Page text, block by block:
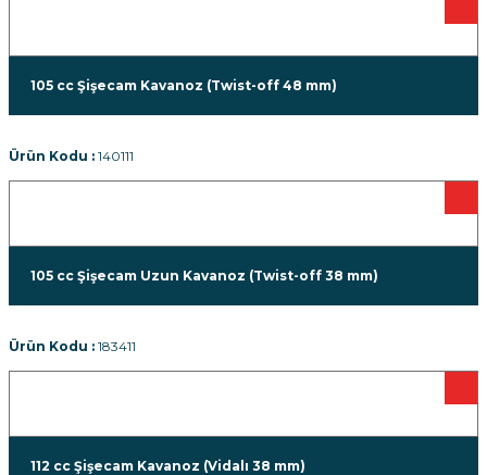
105 cc Şişecam Kavanoz (Twist-off 48 mm)
Ürün Kodu : 140111
105 cc Şişecam Uzun Kavanoz (Twist-off 38 mm)
Ürün Kodu : 183411
112 cc Şişecam Kavanoz (Vidalı 38 mm)